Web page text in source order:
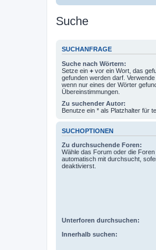
Suche
SUCHANFRAGE
Suche nach Wörtern:
Setze ein + vor ein Wort, das
gefunden werden darf.
wenn nur eines der Wörter
Übereinstimmungen.
Zu suchender Autor:
Benutze ein * als Platzhalter für
SUCHOPTIONEN
Zu durchsuchende Foren:
Wähle das Forum oder die
automatisch mit durchsucht,
deaktivierst.
Unterforen durchsuchen:
Innerhalb suchen: